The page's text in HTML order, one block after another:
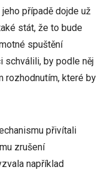
případě dojde už
stát, že to bude
spuštění
schválili, by podle něj
rozhodnutím, které by
přivítali
zrušení
například